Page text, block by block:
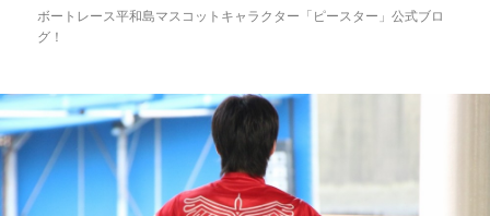
ボートレース平和島マスコットキャラクター「ピースター」公式ブロ
グ！